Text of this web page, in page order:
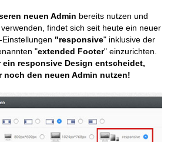
neuen Admin bereits nutzen und
findet sich seit heute ein neuer
"responsive" inklusive der
"extended Footer" einzurichten.
responsive Design entscheidet,
den neuen Admin nutzen!